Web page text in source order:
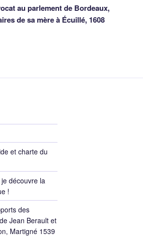
au parlement de Bordeaux,
de sa mère à Écuillé, 1608
et charte du
découvre la
!
des
Jean Berault et
Martigné 1539